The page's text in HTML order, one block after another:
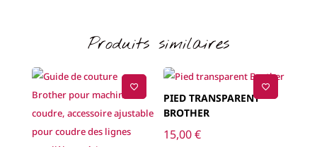
Produits similaires
PIED TRANSPARENT
BROTHER
15,00€